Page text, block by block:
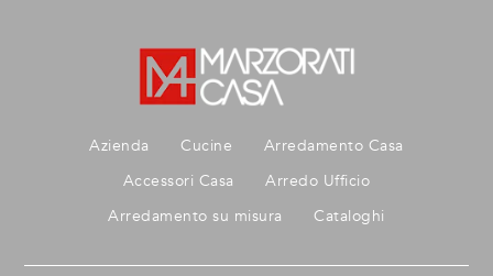
Azienda Cucine
Arredamento Casa
Accessori Casa
Arredo Ufficio
Arredamento su misura
Cataloghi